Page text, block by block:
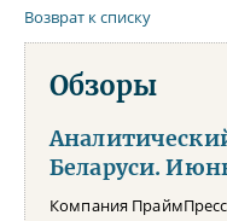
Возврат к списку
Обзоры
Беларуси.
Компания ПраймПресс